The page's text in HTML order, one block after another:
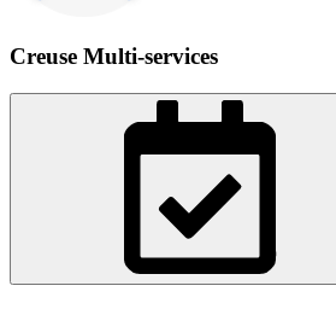
Creuse Multi-services